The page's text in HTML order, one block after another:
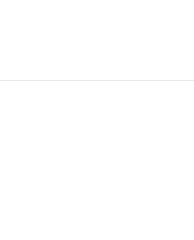
lâmpadas incandescentes
uma solução de iluminação